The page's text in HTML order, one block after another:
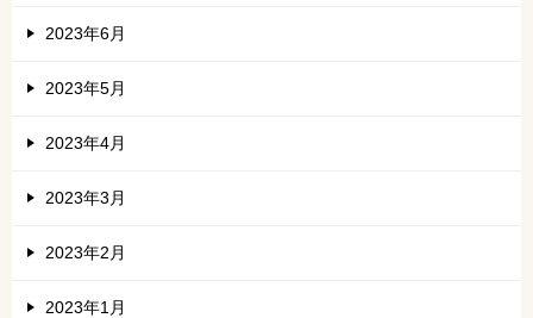
2023年6月
2023年5月
2023年4月
2023年3月
2023年2月
2023年1月